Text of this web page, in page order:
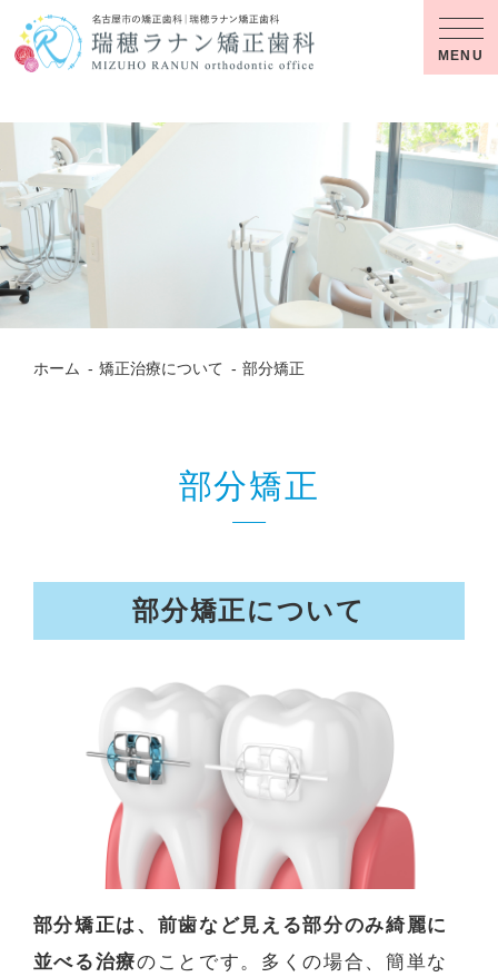
MENU
ホーム 矯正治療について 部分矯正
部分矯正
部分矯正について
部分矯正は、前歯など見える部分のみ綺麗に
並べる治療のことです。多くの場合、簡単な